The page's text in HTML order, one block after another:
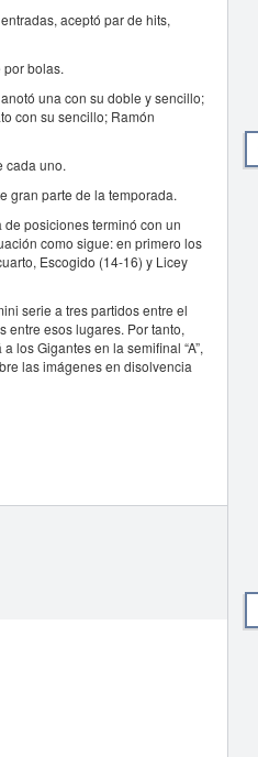
aceptó par de hits,
bolas.
una con su doble y sencillo;
con su sencillo; Ramón
cada uno.
gran parte de la temporada.
posiciones terminó con un
como sigue: en primero los
Escogido (14-16) y Licey
serie a tres partidos entre el
entre esos lugares. Por tanto,
los Gigantes en la semifinal “A”,
las imágenes en disolvencia